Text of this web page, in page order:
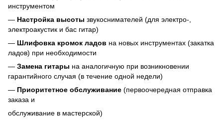
инструментом
— Настройка высоты звукоснимателей (для электро-,
электроакустик и бас гитар)
— Шлифовка кромок ладов на новых инструментах (закатка
ладов) при необходимости
— Замена гитары на аналогичную при возникновении
гарантийного случая (в течение одной недели)
— Приоритетное обслуживание (первоочередная отправка
заказа и
обслуживание в мастерской)